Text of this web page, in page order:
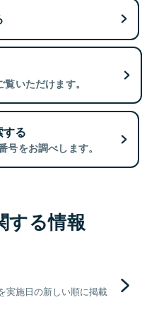
いただけます。
る
をお調べします。
する情報
実施日の新しい順に掲載